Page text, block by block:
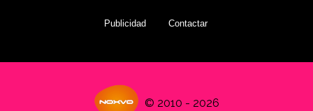
Publicidad Contactar
© 2010 - 2026